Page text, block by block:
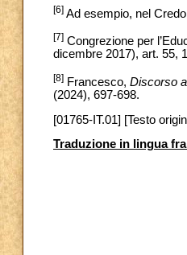
[6] Ad esempio, nel
[7] Congrezione per
dicembre 2017), art. 55,
[8] Francesco, Discorso
(2024), 697-698.
[01765-IT.01] [Testo
Traduzione in lingua